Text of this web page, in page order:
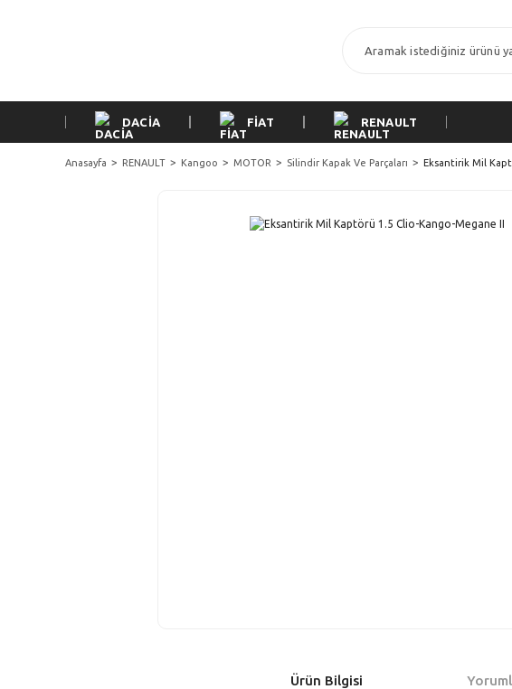
DACİA FİAT RENAULT
Anasayfa RENAULT Kangoo MOTOR Silindir Kapak Ve Parçaları Eksantirik Mil
Ürün Bilgisi